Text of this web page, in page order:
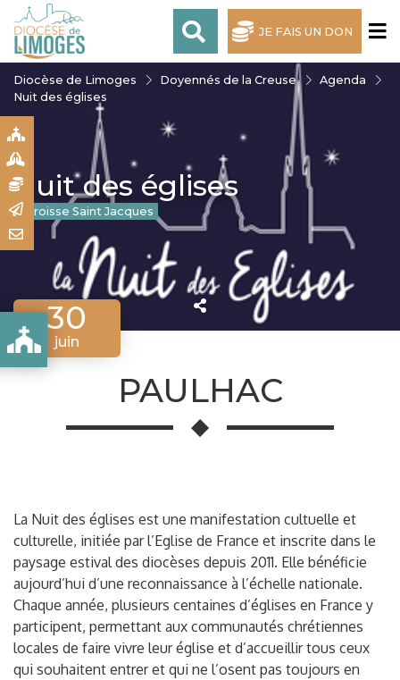
JE FAIS UN DON
Diocèse de Limoges Doyennés de la Creuse
Agenda
Nuit des églises
Nuit des églises
Paroisse Saint Jacques
30
juin
PAULHAC
La Nuit des églises est une manifestation cultuelle et
culturelle, initiée par l’Eglise de France et inscrite dans le
paysage estival des diocèses depuis 2011. Elle bénéficie
aujourd’hui d’une reconnaissance à l’échelle nationale.
Chaque année, plusieurs centaines d’églises en France y
participent, permettant aux communautés chrétiennes
locales de faire vivre leur église et d’accueillir tous ceux
qui souhaitent entrer et qui ne l’osent pas toujours en